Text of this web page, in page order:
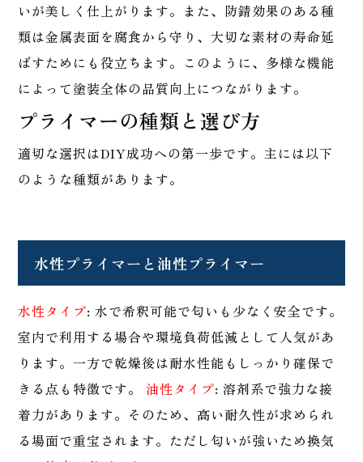
いが美しく仕上がります。また、防錆効果のある種
類は金属表面を腐食から守り、大切な素材の寿命延
ばすためにも役立ちます。このように、多様な機能
によって塗装全体の品質向上につながります。
プライマーの種類と選び方
適切な選択はDIY成功への第一歩です。主には以下
のような種類があります。
水性プライマーと油性プライマー
水性タイプ: 水で希釈可能で匂いも少なく安全です。
室内で利用する場合や環境負荷低減として人気があ
ります。一方で乾燥後は耐水性能もしっかり確保で
きる点も特徴です。 油性タイプ: 溶剤系で強力な接
着力があります。そのため、高い耐久性が求められ
る場面で重宝されます。ただし匂いが強いため換気